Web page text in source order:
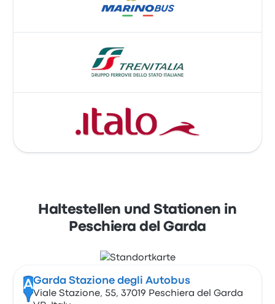
Haltestellen und Stationen in
Peschiera del Garda
AGarda Stazione degli Autobus
Viale Stazione, 55, 37019 Peschiera del Garda